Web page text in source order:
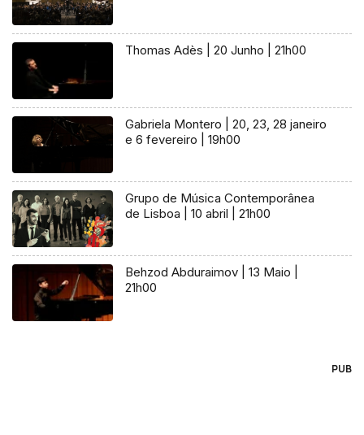
Thomas Adès | 20 Junho | 21h00
Gabriela Montero | 20, 23, 28 janeiro
e 6 fevereiro | 19h00
Grupo de Música Contemporânea
de Lisboa | 10 abril | 21h00
Behzod Abduraimov | 13 Maio |
21h00
PUB